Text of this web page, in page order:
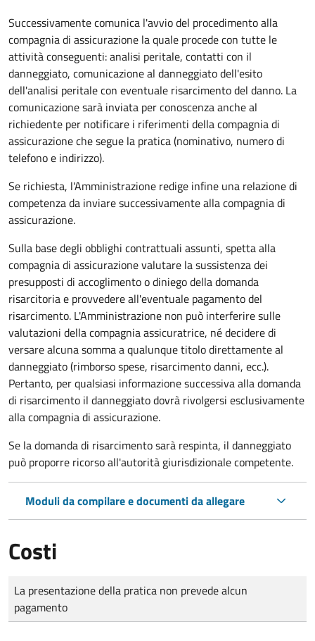
Successivamente comunica l'avvio del procedimento alla
compagnia di assicurazione la quale procede con tutte le
attività conseguenti: analisi peritale, contatti con il
danneggiato, comunicazione al danneggiato dell'esito
dell'analisi peritale con eventuale risarcimento del danno. La
comunicazione sarà inviata per conoscenza anche al
richiedente per notificare i riferimenti della compagnia di
assicurazione che segue la pratica (nominativo, numero di
telefono e indirizzo).
Se richiesta, l'Amministrazione redige infine una relazione di
competenza da inviare successivamente alla compagnia di
assicurazione.
Sulla base degli obblighi contrattuali assunti, spetta alla
compagnia di assicurazione valutare la sussistenza dei
presupposti di accoglimento o diniego della domanda
risarcitoria e provvedere all'eventuale pagamento del
risarcimento. L'Amministrazione non può interferire sulle
valutazioni della compagnia assicuratrice, né decidere di
versare alcuna somma a qualunque titolo direttamente al
danneggiato (rimborso spese, risarcimento danni, ecc.).
Pertanto, per qualsiasi informazione successiva alla domanda
di risarcimento il danneggiato dovrà rivolgersi esclusivamente
alla compagnia di assicurazione.
Se la domanda di risarcimento sarà respinta, il danneggiato
può proporre ricorso all'autorità giurisdizionale competente.
Moduli da compilare e documenti da allegare
Costi
Tipo di pagamento
Importo
La presentazione della pratica non prevede alcun
pagamento